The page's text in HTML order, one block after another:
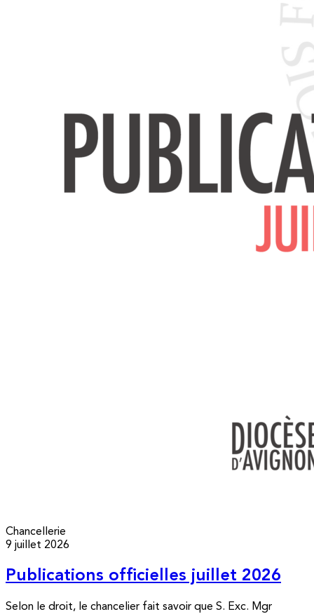
Chancellerie
9 juillet 2026
Publications officielles juillet 2026
Selon le droit, le chancelier fait savoir que S. Exc. Mgr